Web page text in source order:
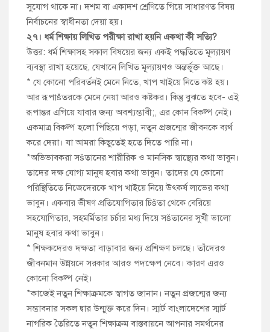
সুযোগ থাকে না। দশম বা একাদশ শ্রেণিতে গিয়ে সাধারণত বিষয়
নির্বাচনের স্বাধীনতা দেয়া হয়।
২৭। ধর্ম শিক্ষায় লিখিত পরীক্ষা রাখা হয়নি একথা কী সত্যি?
উত্তর: ধর্ম শিক্ষাসহ সকাল বিষয়ের জন্য একই পদ্ধতিতে মূল্যায়ণ
ব্যবস্থা রাখা হয়েছে, যেখানে লিখিত মূল্যায়ণও অন্তর্ভূক্ত আছে।
* যে কোনো পরিবর্তনই মেনে নিতে, খাপ খাইয়ে নিতে কষ্ট হয়।
আর রূপাšতরকে মেনে নেয়া আরও কষ্টকর। কিন্তু বুঝতে হবে- এই
রূপান্তর এগিয়ে যাবার জন্য অবশ্যম্ভাবী;, এর কোন বিকল্প নেই।
একমাত্র বিকল্প হলো পিছিয়ে পড়া, নতুন প্রজন্মের জীবনকে ব্যর্থ
করে দেয়া। যা আমরা কিছুতেই হতে দিতে পারি না।
*অভিভাবকরা সšতানের শারীরিক ও মানসিক স্বাস্থ্যের কথা ভাবুন।
তাদের দক্ষ যোগ্য মানুষ হবার কথা ভাবুন। তাদের যে কোনো
পরিস্থিতিতে নিজেদেরকে খাপ খাইয়ে নিয়ে উৎকর্ষ লাভের কথা
ভাবুন। একবার ভীষণ প্রতিযোগিতার চিšতা থেকে বেরিয়ে
সহযোগিতার, সহমর্মিতার চর্চার মধ্য দিয়ে সšতানের সুখী ভালো
মানুষ হবার কথা ভাবুন।
* শিক্ষকদেরও দক্ষতা বাড়াবার জন্য প্রশিক্ষণ চলছে। তাঁদেরও
জীবনমান উন্নয়নে সরকার আরও পদক্ষেপ নেবে। কারণ এরও
কোনো বিকল্প নেই।
*কাজেই নতুন শিক্ষাক্রমকে স্বাগত জানান। নতুন প্রজন্মের জন্য
সম্ভাবনার সকল দ্বার উন্মুক্ত করে দিন। স্মার্ট বাংলাদেশের স্মার্ট
নাগরিক তৈরিতে নতুন শিক্ষাক্রম বাস্তবায়নে আপনার সমর্থনের